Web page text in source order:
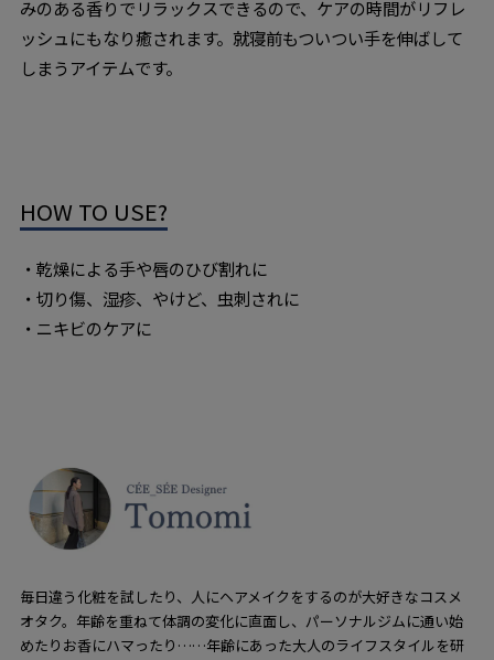
みのある香りでリラックスできるので、ケアの時間がリフレ
ッシュにもなり癒されます。就寝前もついつい手を伸ばして
しまうアイテムです。
HOW TO USE?
・乾燥による手や唇のひび割れに
・切り傷、湿疹、やけど、虫刺されに
・ニキビのケアに
毎日違う化粧を試したり、人にヘアメイクをするのが大好きなコスメ
オタク。年齢を重ねて体調の変化に直面し、パーソナルジムに通い始
めたりお香にハマったり……年齢にあった大人のライフスタイルを研